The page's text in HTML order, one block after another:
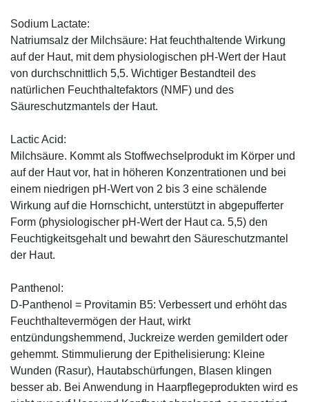
Sodium Lactate:
Natriumsalz der Milchsäure: Hat feuchthaltende Wirkung
auf der Haut, mit dem physiologischen pH-Wert der Haut
von durchschnittlich 5,5. Wichtiger Bestandteil des
natürlichen Feuchthaltefaktors (NMF) und des
Säureschutzmantels der Haut.
Lactic Acid:
Milchsäure. Kommt als Stoffwechselprodukt im Körper und
auf der Haut vor, hat in höheren Konzentrationen und bei
einem niedrigen pH-Wert von 2 bis 3 eine schälende
Wirkung auf die Hornschicht, unterstützt in abgepufferter
Form (physiologischer pH-Wert der Haut ca. 5,5) den
Feuchtigkeitsgehalt und bewahrt den Säureschutzmantel
der Haut.
Panthenol:
D-Panthenol = Provitamin B5: Verbessert und erhöht das
Feuchthaltevermögen der Haut, wirkt
entzündungshemmend, Juckreize werden gemildert oder
gehemmt. Stimmulierung der Epithelisierung: Kleine
Wunden (Rasur), Hautabschürfungen, Blasen klingen
besser ab. Bei Anwendung in Haarpflegeprodukten wird es